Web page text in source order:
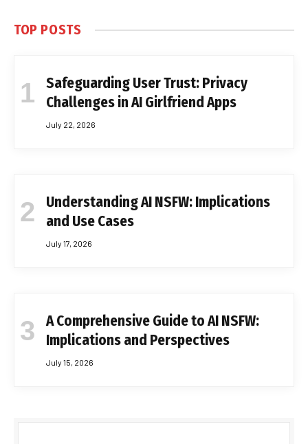
TOP POSTS
Safeguarding User Trust: Privacy
Challenges in AI Girlfriend Apps
July 22, 2026
Understanding AI NSFW: Implications
and Use Cases
July 17, 2026
A Comprehensive Guide to AI NSFW:
Implications and Perspectives
July 15, 2026